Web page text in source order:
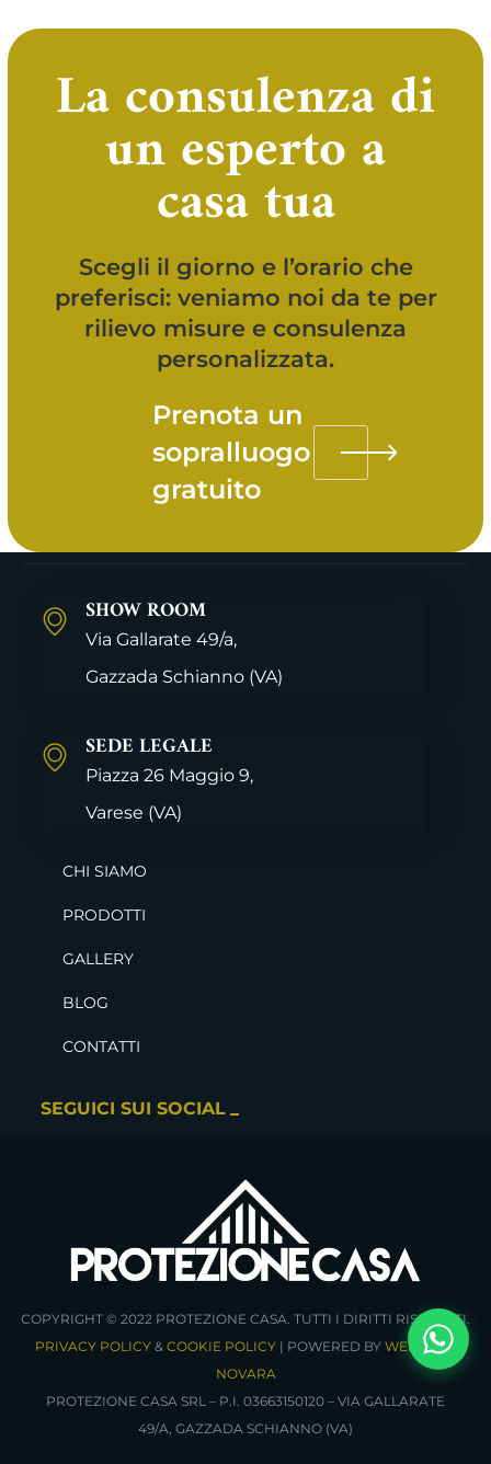
La consulenza di
un esperto a
casa tua
Scegli il giorno e l’orario che
preferisci: veniamo noi da te per
rilievo misure e consulenza
personalizzata.
Prenota un
sopralluogo
gratuito
SHOW ROOM
Via Gallarate 49/a,
Gazzada Schianno (VA)
SEDE LEGALE
Piazza 26 Maggio 9,
Varese (VA)
CHI SIAMO
PRODOTTI
GALLERY
BLOG
CONTATTI
SEGUICI SUI SOCIAL
COPYRIGHT © 2022 PROTEZIONE CASA. TUTTI I DIRITTI RISERVATI.
PRIVACY POLICY& COOKIE POLICY| POWERED BY WEBDOJO
NOVARA
PROTEZIONE CASA SRL – P.I. 03663150120 – VIA GALLARATE
49/A, GAZZADA SCHIANNO (VA)